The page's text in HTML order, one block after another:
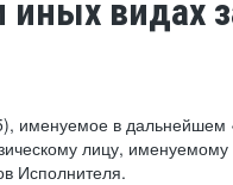
видах
в дальнейшем
лицу,
Исполнителя.